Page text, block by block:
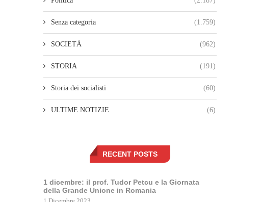
Senza categoria (1.759)
SOCIETÀ (962)
STORIA (191)
Storia dei socialisti (60)
ULTIME NOTIZIE (6)
RECENT POSTS
1 dicembre: il prof. Tudor Petcu e la Giornata
della Grande Unione in Romania